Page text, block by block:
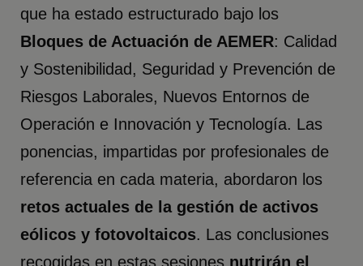
que ha estado estructurado bajo los
Bloques de Actuación de AEMER: Calidad
y Sostenibilidad, Seguridad y Prevención de
Riesgos Laborales, Nuevos Entornos de
Operación e Innovación y Tecnología. Las
ponencias, impartidas por profesionales de
referencia en cada materia, abordaron los
retos actuales de la gestión de activos
eólicos y fotovoltaicos. Las conclusiones
recogidas en estas sesiones nutrirán el